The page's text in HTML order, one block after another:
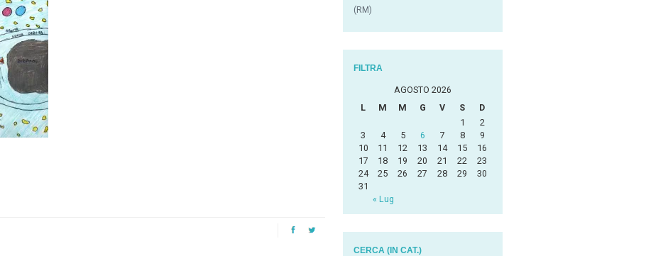
(RM)
FILTRA
AGOSTO 2026
L
M M G V S D
« Lug
1
2
3
4 5 6 7 8
9
10
11 12 13 14 15
16
17
18 19 20 21 22
23
24
25 26 27 28 29
30
31
CERCA (IN CAT.)